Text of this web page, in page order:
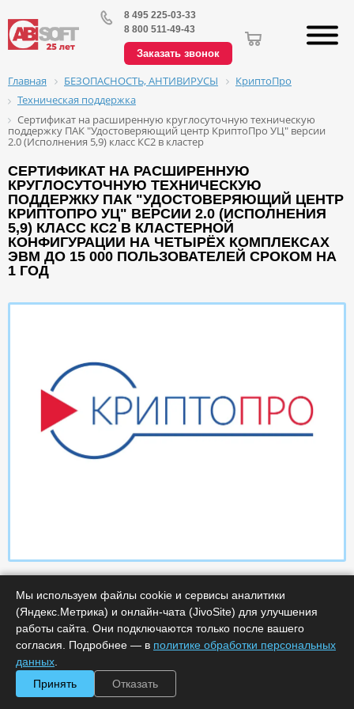
8 495 225-03-33
8 800 511-49-43
Заказать звонок
Главная БЕЗОПАСНОСТЬ, АНТИВИРУСЫ
КриптоПро
Техническая поддержка
Сертификат на расширенную круглосуточную техническую
поддержку ПАК "Удостоверяющий центр КриптоПро УЦ" версии
2.0 (Исполнения 5,9) класс КС2 в кластер
СЕРТИФИКАТ НА РАСШИРЕННУЮ
КРУГЛОСУТОЧНУЮ ТЕХНИЧЕСКУЮ
ПОДДЕРЖКУ ПАК "УДОСТОВЕРЯЮЩИЙ ЦЕНТР
КРИПТОПРО УЦ" ВЕРСИИ 2.0 (ИСПОЛНЕНИЯ
5,9) КЛАСС КС2 В КЛАСТЕРНОЙ
КОНФИГУРАЦИИ НА ЧЕТЫРЁХ КОМПЛЕКСАХ
ЭВМ ДО 15 000 ПОЛЬЗОВАТЕЛЕЙ СРОКОМ НА
1 ГОД
Характеристики
Мы используем файлы cookie и сервисы аналитики
(Яндекс.Метрика) и онлайн-чата (JivoSite) для улучшения
работы сайта. Они подключаются только после вашего
согласия. Подробнее — в политике обработки персональных
данных
Принять
Отказать